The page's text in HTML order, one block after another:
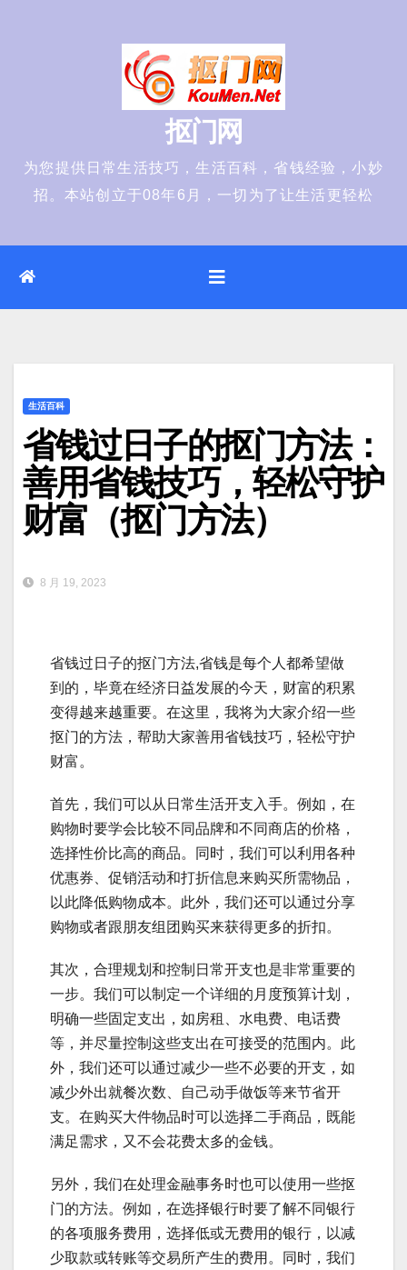
抠门网
为您提供日常生活技巧，生活百科，省钱经验，小妙
招。本站创立于08年6月，一切为了让生活更轻松
生活百科
省钱过日子的抠门方法：
善用省钱技巧，轻松守护
财富（抠门方法）
8 月 19, 2023
省钱过日子的抠门方法,省钱是每个人都希望做
到的，毕竟在经济日益发展的今天，财富的积累
变得越来越重要。在这里，我将为大家介绍一些
抠门的方法，帮助大家善用省钱技巧，轻松守护
财富。
首先，我们可以从日常生活开支入手。例如，在
购物时要学会比较不同品牌和不同商店的价格，
选择性价比高的商品。同时，我们可以利用各种
优惠券、促销活动和打折信息来购买所需物品，
以此降低购物成本。此外，我们还可以通过分享
购物或者跟朋友组团购买来获得更多的折扣。
其次，合理规划和控制日常开支也是非常重要的
一步。我们可以制定一个详细的月度预算计划，
明确一些固定支出，如房租、水电费、电话费
等，并尽量控制这些支出在可接受的范围内。此
外，我们还可以通过减少一些不必要的开支，如
减少外出就餐次数、自己动手做饭等来节省开
支。在购买大件物品时可以选择二手商品，既能
满足需求，又不会花费太多的金钱。
另外，我们在处理金融事务时也可以使用一些抠
门的方法。例如，在选择银行时要了解不同银行
的各项服务费用，选择低或无费用的银行，以减
少取款或转账等交易所产生的费用。同时，我们